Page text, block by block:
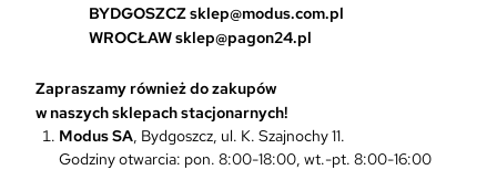
BYDGOSZCZsklep@modus.com.pl
WROCŁAWsklep@pagon24.pl
Zapraszamy również do zakupów
w naszych sklepach stacjonarnych!
Modus SA , Bydgoszcz, ul. K. Szajnochy 11.
Godziny otwarcia: pon. 8:00-18:00, wt.-pt. 8:00-16:00